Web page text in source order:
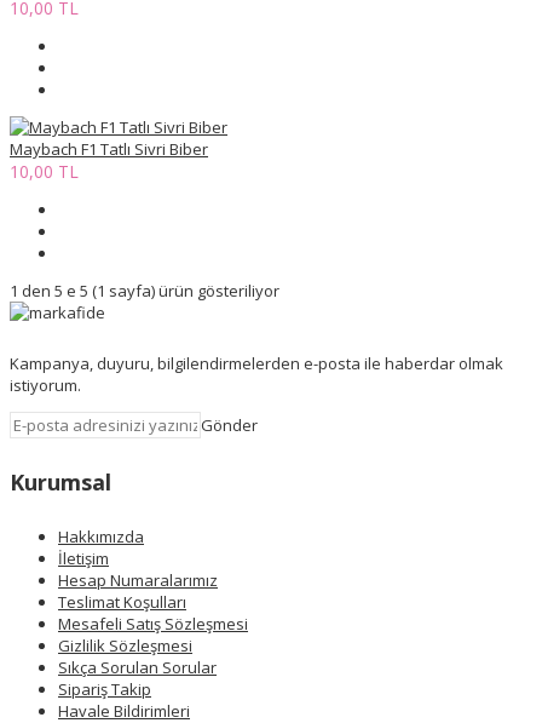
10,00 TL
Maybach F1 Tatlı Sivri Biber
10,00 TL
1 den 5 e 5 (1 sayfa) ürün gösteriliyor
Kampanya, duyuru, bilgilendirmelerden e-posta ile haberdar olmak
istiyorum.
Gönder
Kurumsal
Hakkımızda
İletişim
Hesap Numaralarımız
Teslimat Koşulları
Mesafeli Satış Sözleşmesi
Gizlilik Sözleşmesi
Sıkça Sorulan Sorular
Sipariş Takip
Havale Bildirimleri